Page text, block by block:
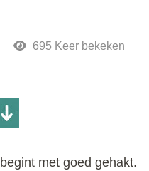
695 Keer bekeken
met goed gehakt.